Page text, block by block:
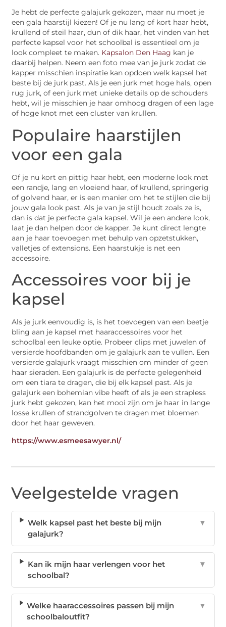
Je hebt de perfecte galajurk gekozen, maar nu moet je
een gala haarstijl kiezen! Of je nu lang of kort haar hebt,
krullend of steil haar, dun of dik haar, het vinden van het
perfecte kapsel voor het schoolbal is essentieel om je
look compleet te maken. Kapsalon Den Haag kan je
daarbij helpen. Neem een foto mee van je jurk zodat de
kapper misschien inspiratie kan opdoen welk kapsel het
beste bij de jurk past. Als je een jurk met hoge hals, open
rug jurk, of een jurk met unieke details op de schouders
hebt, wil je misschien je haar omhoog dragen of een lage
of hoge knot met een cluster van krullen.
Populaire haarstijlen
voor een gala
Of je nu kort en pittig haar hebt, een moderne look met
een randje, lang en vloeiend haar, of krullend, springerig
of golvend haar, er is een manier om het te stijlen die bij
jouw gala look past. Als je van je stijl houdt zoals ze is,
dan is dat je perfecte gala kapsel. Wil je een andere look,
laat je dan helpen door de kapper. Je kunt direct lengte
aan je haar toevoegen met behulp van opzetstukken,
valletjes of extensions. Een haarstukje is net een
accessoire.
Accessoires voor bij je
kapsel
Als je jurk eenvoudig is, is het toevoegen van een beetje
bling aan je kapsel met haaraccessoires voor het
schoolbal een leuke optie. Probeer clips met juwelen of
versierde hoofdbanden om je galajurk aan te vullen. Een
versierde galajurk vraagt misschien om minder of geen
haar sieraden. Een galajurk is de perfecte gelegenheid
om een tiara te dragen, die bij elk kapsel past. Als je
galajurk een bohemian vibe heeft of als je een strapless
jurk hebt gekozen, kan het mooi zijn om je haar in lange
losse krullen of strandgolven te dragen met bloemen
door het haar geweven.
https://www.esmeesawyer.nl/
Veelgestelde vragen
Welk kapsel past het beste bij mijn
galajurk?
▼
Kan ik mijn haar verlengen voor het
schoolbal?
▼
Welke haaraccessoires passen bij mijn
schoolbaloutfit?
▼